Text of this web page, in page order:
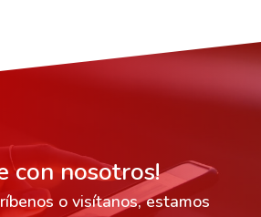
con nosotros!
o visítanos, estamos